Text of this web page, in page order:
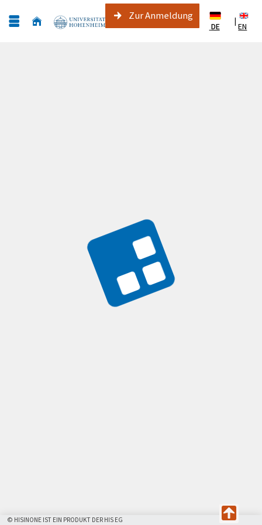
Zur Anmeldung
DE
|
EN
© HISINONE IST EIN PRODUKT DER HIS EG